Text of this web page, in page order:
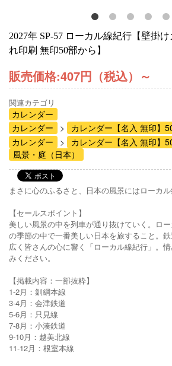
2027年 SP-57 ローカル線紀行【壁掛
れ印刷 無印50部から】
販売価格:407円（税込） ～
関連カテゴリ
カレンダー
カレンダー
カレンダー【名入 無印】
カレンダー
カレンダー【名入 無印】
風景・庭（日本）
まさに心のふるさと、日本の風景にはローカ
【セールスポイント】
美しい風景の中を列車が通り抜けていく。ロ
の季節の中で一番美しい日本を旅すること。
広く皆さんの心に響く「ローカル線紀行」。
みください。
【掲載内容：一部抜粋】
1-2月：釧綱本線
3-4月：会津鉄道
5-6月：只見線
7-8月：小湊鉄道
9-10月：越美北線
11-12月：根室本線